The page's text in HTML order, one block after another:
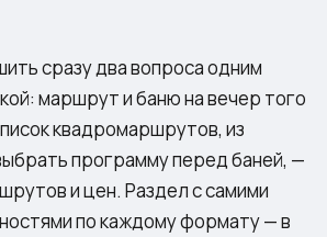
сразу два вопроса одним
маршрут и баню на вечер того
квадромаршрутов, из
программу перед баней, —
и цен. Раздел с самими
по каждому формату — в